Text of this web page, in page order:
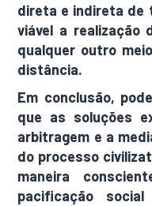
direta e indireta de
viável a realização
qualquer outro
distância.
Em conclusão,
que as soluções
arbitragem e a
do processo
maneira
pacificação